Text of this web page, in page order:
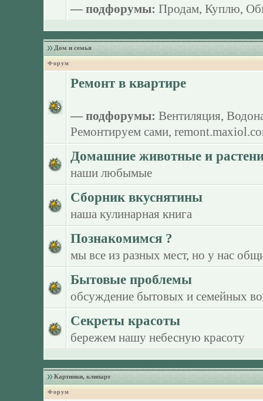
— подфорумы: Продам, Куплю,
Дом и семья
Форум
Ремонт в квартире
— подфорумы: Вентиляция,
Ремонтируем сами,
Домашние животные и
наши любымые
Сборник вкуснятины
наша кулинарная книга
Познакомимся ?
мы все из разных мест, но у нас
Бытовые проблемы
обсуждение бытовых и семейных
Секреты красоты
бережем нашу небесную красоту
Картинки, клипарт
Форум